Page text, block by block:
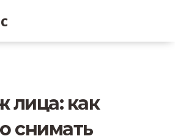
лица: как
снимать